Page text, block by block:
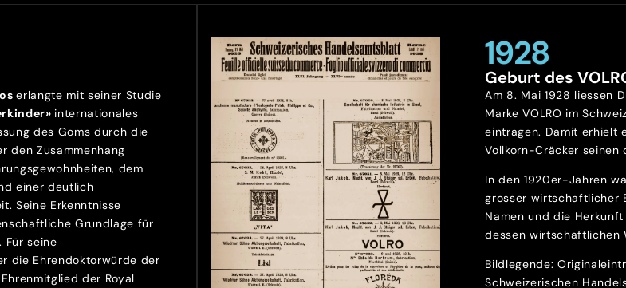
erlangte mit seiner Studie
internationales
des Goms durch die
den Zusammenhang
dem
einer deutlich
Seine Erkenntnisse
Grundlage für
. Für seine
die Ehrendoktorwürde der
der Royal
1928
Geburt des
Am 8. Mai 1928 liessen
Marke VOLRO im
eintragen. Damit erhielt
Vollkorn-Cräcker seinen
In den 1920er-Jahren
grosser wirtschaftlicher
Namen und die
dessen wirtschaftlichen
Bildlegende:
Schweizerischen